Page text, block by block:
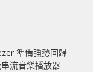
準備強勢回歸
流音樂播放器